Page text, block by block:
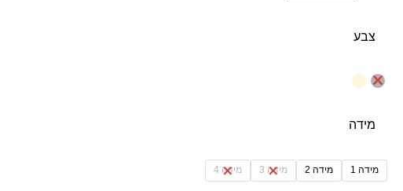
צבע
מידה
מידה 1 מידה 2 מידה 3 מידה 4